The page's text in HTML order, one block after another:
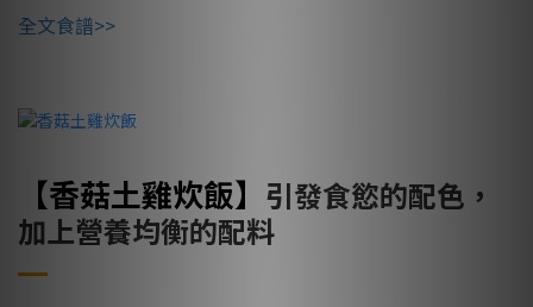
全文食譜>>
【香菇土雞炊飯】 引發食慾的配色，
加上營養均衡的配料